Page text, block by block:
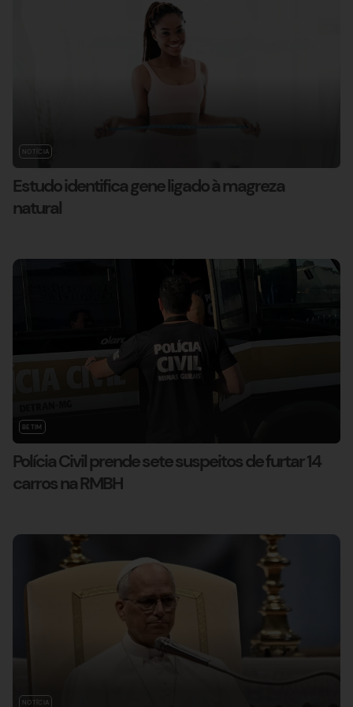
NOTÍCIA
Estudo identifica gene ligado à magreza
natural
BETIM
Polícia Civil prende sete suspeitos de furtar 14
carros na RMBH
NOTÍCIA